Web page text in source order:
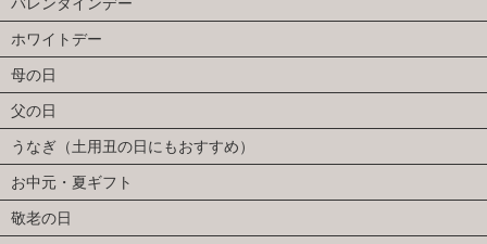
バレンタインデー
ホワイトデー
母の日
父の日
うなぎ（土用丑の日にもおすすめ）
お中元・夏ギフト
敬老の日